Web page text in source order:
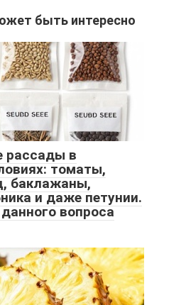
быть интересно
рассады в
томаты,
баклажаны,
и даже петунии.
вопроса